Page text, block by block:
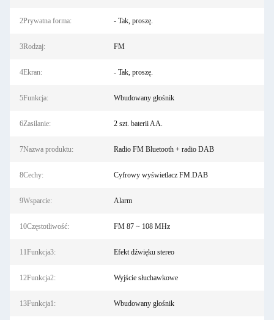
2Prywatna forma: - Tak, proszę.
3Rodzaj: FM
4Ekran: - Tak, proszę.
5Funkcja: Wbudowany głośnik
6Zasilanie: 2 szt. baterii AA.
7Nazwa produktu: Radio FM Bluetooth + radio DAB
8Cechy: Cyfrowy wyświetlacz FM.DAB
9Wsparcie: Alarm
10Częstotliwość: FM 87 ~ 108 MHz
11Funkcja3: Efekt dźwięku stereo
12Funkcja2: Wyjście słuchawkowe
13Funkcja1: Wbudowany głośnik